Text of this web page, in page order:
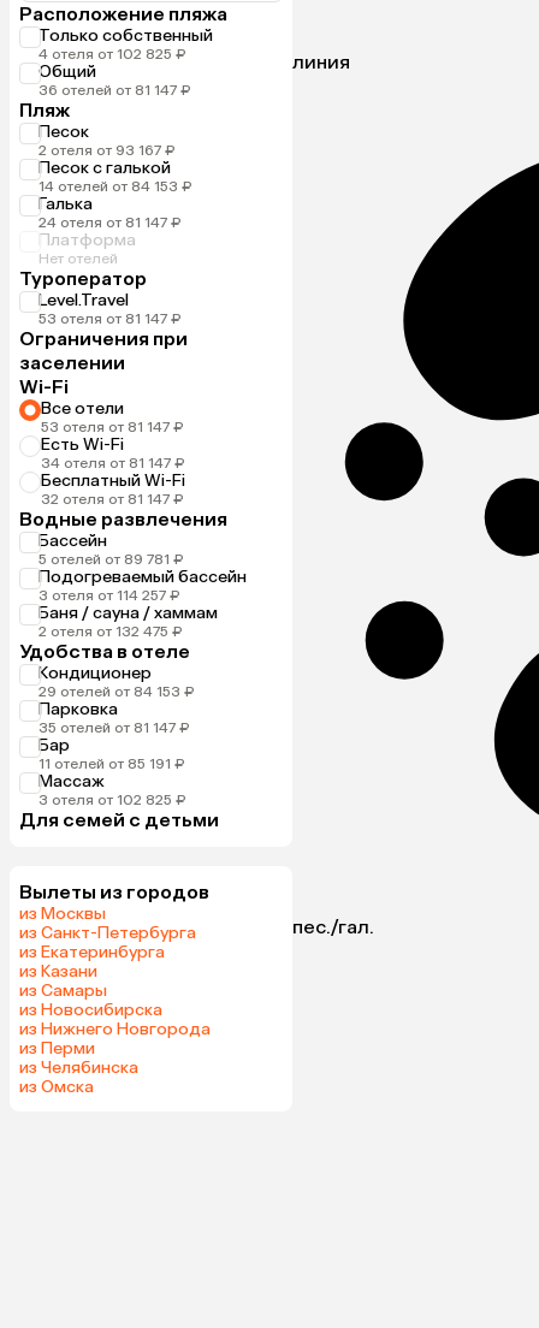
Расположение пляжа
Только собственный
4 отеля от 102 825 ₽
Общий
36 отелей от 81 147 ₽
Пляж
Песок
2 отеля от 93 167 ₽
Песок с галькой
14 отелей от 84 153 ₽
Галька
24 отеля от 81 147 ₽
Платформа
Нет отелей
Туроператор
Level.Travel
53 отеля от 81 147 ₽
Ограничения при
заселении
Wi-Fi
Все отели
53 отеля от 81 147 ₽
Есть Wi-Fi
34 отеля от 81 147 ₽
Бесплатный Wi-Fi
32 отеля от 81 147 ₽
Водные развлечения
Бассейн
5 отелей от 89 781 ₽
Подогреваемый бассейн
3 отеля от 114 257 ₽
Баня / сауна / хаммам
2 отеля от 132 475 ₽
Удобства в отеле
Кондиционер
29 отелей от 84 153 ₽
Парковка
35 отелей от 81 147 ₽
Бар
11 отелей от 85 191 ₽
Массаж
3 отеля от 102 825 ₽
Для семей с детьми
Вылеты из городов
из Москвы
из Санкт-Петербурга
из Екатеринбурга
из Казани
из Самары
из Новосибирска
из Нижнего Новгорода
из Перми
из Челябинска
из Омска
линия
пес./гал.